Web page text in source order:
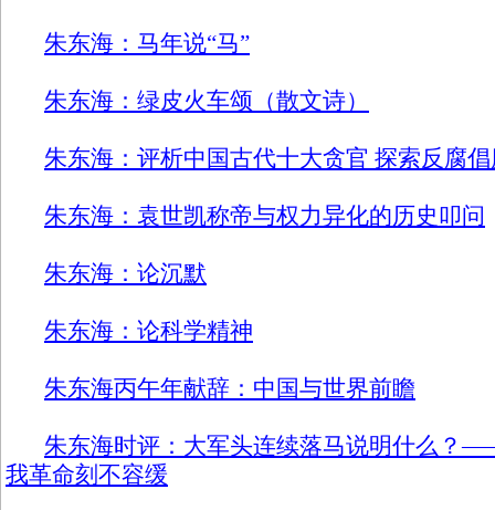
朱东海：马年说“马”
朱东海：绿皮火车颂（散文诗）
朱东海：评析中国古代十大贪官 探索反腐
朱东海：袁世凯称帝与权力异化的历史叩问
朱东海：论沉默
朱东海：论科学精神
朱东海丙午年献辞：中国与世界前瞻
朱东海时评：大军头连续落马说明什么？
我革命刻不容缓